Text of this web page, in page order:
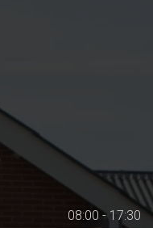
08:00 - 17:30